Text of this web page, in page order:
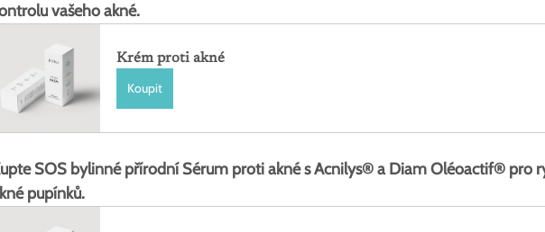
vašeho akné.
Krém proti akné
Koupit
SOS bylinné přírodní Sérum proti akné s Acnilys® a Diam Oléoactif® pro
pupínků.